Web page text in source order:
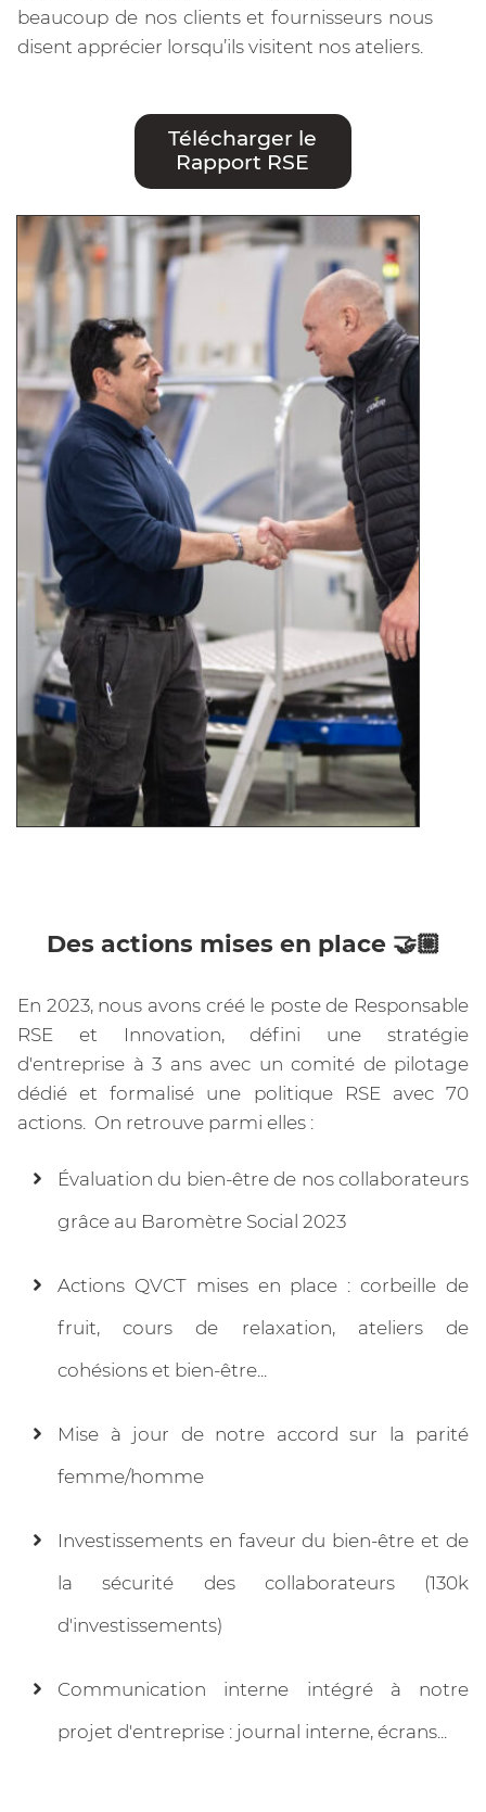
beaucoup de nos clients et fournisseurs nous
disent apprécier lorsqu’ils visitent nos ateliers.
Télécharger le
Rapport RSE
Des actions mises en place 🤝🏼
En 2023, nous avons créé le poste de Responsable
RSE et Innovation, défini une stratégie
d'entreprise à 3 ans avec un comité de pilotage
dédié et formalisé une politique RSE avec 70
actions. On retrouve parmi elles :
Évaluation du bien-être de nos collaborateurs
grâce au Baromètre Social 2023
Actions QVCT mises en place : corbeille de
fruit, cours de relaxation, ateliers de
cohésions et bien-être...
Mise à jour de notre accord sur la parité
femme/homme
Investissements en faveur du bien-être et de
la sécurité des collaborateurs (130k
d'investissements)
Communication interne intégré à notre
projet d'entreprise : journal interne, écrans...